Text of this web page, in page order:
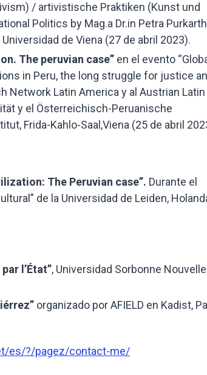
/ artivistische Praktiken (Kunst und
Politics by Mag.a Dr.in Petra
de Viena (27 de abril 2023).
The peruvian case” en el evento
in Peru, the long struggle for justice
Network Latin America y al Austrian Latin
y el Österreichisch-Peruanische
Frida-Kahlo-Saal,Viena (25 de abril
The Peruvian case”. Durante el
de la Universidad de Leiden,
l’État”, Universidad Sorbonne Nouvelle
organizado por AFIELD en Kadist,
es/?/pagez/contact-me/